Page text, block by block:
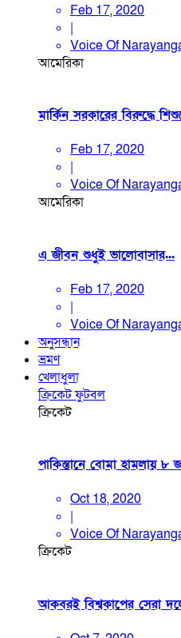
Feb 17, 2020
|
Voice Of
আমেরিকা
মার্কিন সরকারের বিরুদ্ধে
Feb 17, 2020
|
Voice Of
আমেরিকা
এ জীবন শুধুই ভালোবাসার...
Feb 17, 2020
|
Voice Of
অনুসন্ধান
ভ্রমণ
খেলাধুলা
ক্রিকেটফুটবল
ক্রিকেট
পাকিস্তানে বোমা হামলায় ৮
Oct 18, 2020
|
Voice Of
ক্রিকেট
আকবরই বিশ্বকাপের সেরা